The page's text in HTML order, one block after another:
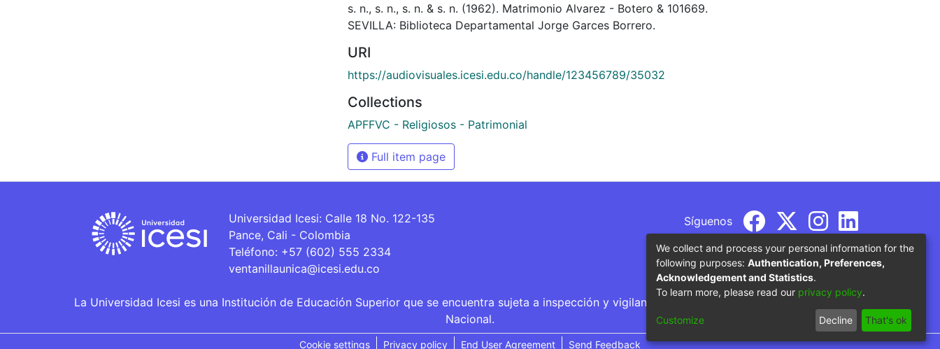
s. n., s. n., s. n. & s. n. (1962). Matrimonio Alvarez - Botero & 101669.
SEVILLA: Biblioteca Departamental Jorge Garces Borrero.
URI
https://audiovisuales.icesi.edu.co/handle/123456789/35032
Collections
APFFVC - Religiosos - Patrimonial
Full item page
Universidad Icesi: Calle 18 No. 122-135
Pance, Cali - Colombia
Teléfono: +57 (602) 555 2334
ventanillaunica@icesi.edu.co
Síguenos
La Universidad Icesi es una Institución de Educación Superior que se encuentra sujeta a inspección y vigilancia por parte del Ministerio de Educación
Nacional.
Cookie settings Privacy policy End User Agreement Send Feedback
We collect and process your personal information for the
following purposes: Authentication, Preferences,
Acknowledgement and Statistics.
To learn more, please read our privacy policy.
Customize Decline That's ok